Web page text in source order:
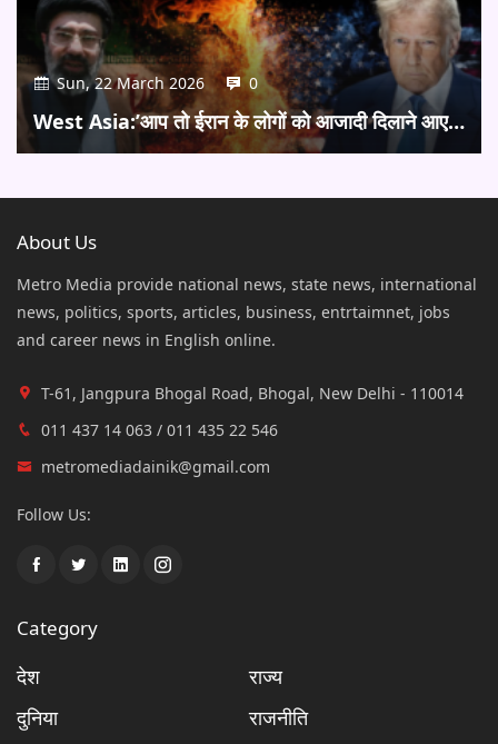
Sun, 22 March 2026 0
West Asia:’आप तो ईरान के लोगों को आजादी दिलाने आए…
About Us
Metro Media provide national news, state news, international
news, politics, sports, articles, business, entrtaimnet, jobs
and career news in English online.
T-61, Jangpura Bhogal Road, Bhogal, New Delhi - 110014
011 437 14 063 / 011 435 22 546
metromediadainik@gmail.com
Follow Us:
Category
देश
राज्य
दुनिया
राजनीति